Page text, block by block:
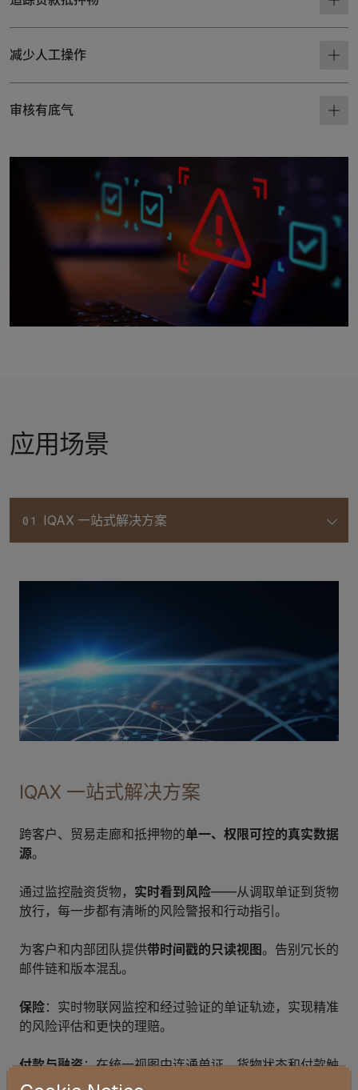
减少人工操作
审核有底气
应用场景
01 IQAX 一站式解决方案
IQAX 一站式解决方案
跨客户、贸易走廊和抵押物的单一、权限可控的真实数据
源。
通过监控融资货物， 实时看到风险——从调取单证到货物
放行，每一步都有清晰的风险警报和行动指引。
为客户和内部团队提供带时间戳的只读视图。告别冗长的
邮件链和版本混乱。
保险：实时物联网监控和经过验证的单证轨迹，实现精准
的风险评估和更快的理赔。
付款与融资：在统一视图中连通单证、货物状态和付款触
发条件。